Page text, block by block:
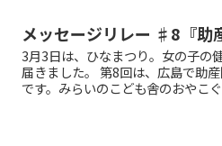
メッセージリレー ♯8『助
3月3日は、ひなまつり。女の子の
届きました。 第8回は、広島で助
です。みらいのこども舎のおやこ